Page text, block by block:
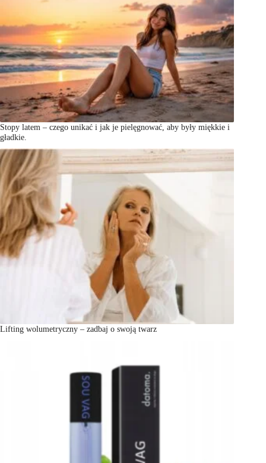
Stopy latem – czego unikać i jak je pielęgnować, aby były miękkie i
gładkie.
Lifting wolumetryczny – zadbaj o swoją twarz